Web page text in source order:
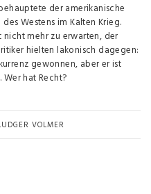
der amerikanische
Westens im Kalten Krieg.
nicht mehr zu erwarten, der
hielten lakonisch dagegen:
gewonnen, aber er ist
hat Recht?
VOLMER